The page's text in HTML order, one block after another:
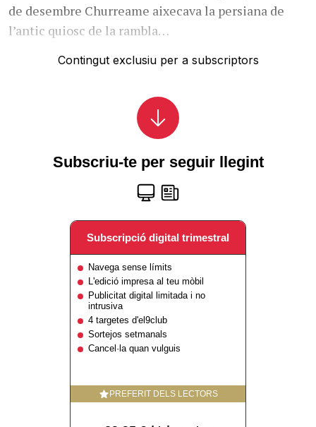
de desembre Churreame aixecava la persiana de
l’antic quiosc de la rambla…
Contingut exclusiu per a subscriptors